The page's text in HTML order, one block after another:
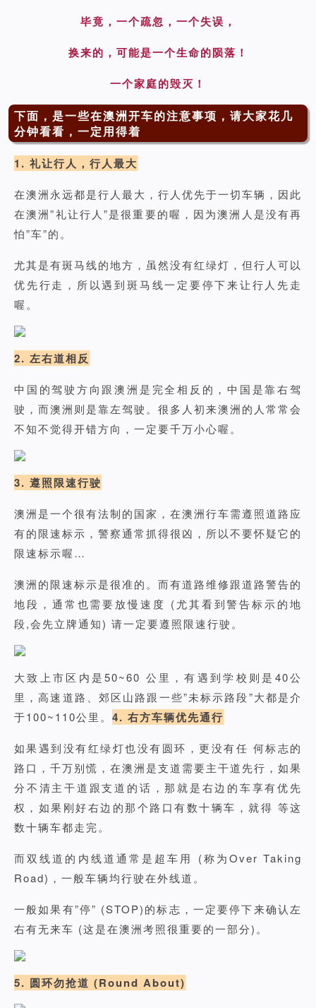
毕竟，一个疏忽，一个失误，
换来的，可能是一个生命的陨落！
一个家庭的毁灭！
下面，是一些在澳洲开车的注意事项，请大家花几
分钟看看，一定用得着
1. 礼让行人，行人最大
在澳洲永远都是行人最大，行人优先于一切车辆，因此
在澳洲”礼让行人”是很重要的喔，因为澳洲人是没有再
怕”车”的。
尤其是有斑马线的地方，虽然没有红绿灯，但行人可以
优先行走，所以遇到斑马线一定要停下来让行人先走
喔。
2. 左右道相反
中国的驾驶方向跟澳洲是完全相反的，中国是靠右驾
驶，而澳洲则是靠左驾驶。很多人初来澳洲的人常常会
不知不觉得开错方向，一定要千万小心喔。
3. 遵照限速行驶
澳洲是一个很有法制的国家，在澳洲行车需遵照道路应
有的限速标示，警察通常抓得很凶，所以不要怀疑它的
限速标示喔…
澳洲的限速标示是很准的。而有道路维修跟道路警告的
地段，通常也需要放慢速度 (尤其看到警告标示的地
段,会先立牌通知) 请一定要遵照限速行驶。
大致上市区内是50~60 公里，有遇到学校则是40公
里，高速道路、郊区山路跟一些”未标示路段”大都是介
于100~110公里。 4. 右方车辆优先通行
如果遇到没有红绿灯也没有圆环，更没有任 何标志的
路口，千万别慌，在澳洲是支道需要主干道先行，如果
分不清主干道跟支道的话，那就是右边的车享有优先
权，如果刚好右边的那个路口有数十辆车，就得 等这
数十辆车都走完。
而双线道的内线道通常是超车用 (称为Over Taking
Road)，一般车辆均行驶在外线道。
一般如果有”停” (STOP)的标志，一定要停下来确认左
右有无来车 (这是在澳洲考照很重要的一部分)。
5. 圆环勿抢道 (Round About)